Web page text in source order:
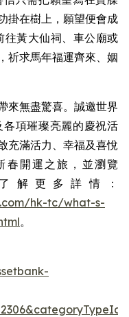
掛在樹上，願望便會成
往黃大仙祠、車公廟或
祈求馬年福運齊來、姻
來無盡驚喜。誠邀世界
項璀璨亮麗的慶祝活
充滿活力、幸福及喜悅
春開運之旅，並瀏覽
了解更多詳情：
hk-tc/what-s-
。